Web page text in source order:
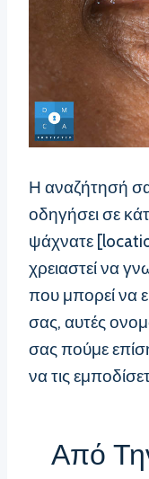
Η αναζήτησή
οδηγήσει σε
ψάχνατε
χρειαστεί να
που μπορεί να
σας, αυτές
σας πούμε
να τις
Από